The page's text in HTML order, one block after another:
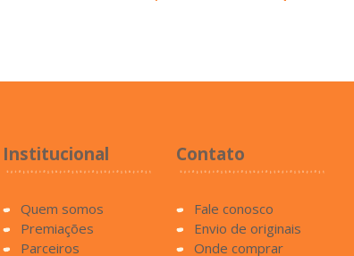
Institucional
Quem somos
Premiações
Parceiros
Contato
Fale conosco
Envio de originais
Onde comprar